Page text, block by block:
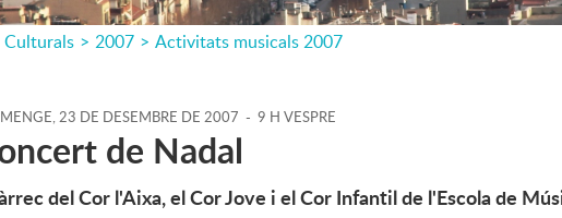
Culturals > 2007 > Activitats musicals 2007
23 DE DESEMBRE DE 2007 - 9 H VESPRE
de Nadal
del Cor l'Aixa, el Cor Jove i el Cor Infantil de l'Escola de